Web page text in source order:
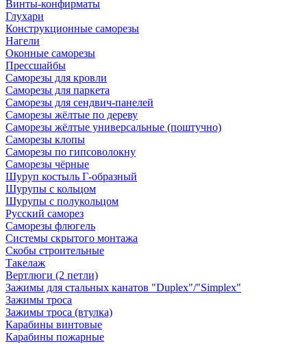
Винты-конфирматы
Глухари
Конструкционные саморезы
Нагели
Оконные саморезы
Прессшайбы
Саморезы для кровли
Саморезы для паркета
Саморезы для сендвич-панелей
Саморезы жёлтые по дереву
Саморезы жёлтые универсальные (поштучно)
Саморезы клопы
Саморезы по гипсоволокну
Саморезы чёрные
Шуруп костыль Г-образный
Шурупы с кольцом
Шурупы с полукольцом
Русский саморез
Саморезы флюгель
Системы скрытого монтажа
Скобы строительные
Такелаж
Вертлюги (2 петли)
Зажимы для стальных канатов "Duplex"/"Simplex"
Зажимы троса
Зажимы троса (втулка)
Карабины винтовые
Карабины пожарные